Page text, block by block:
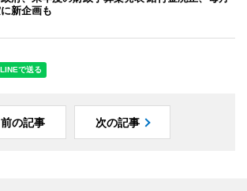
新企画も
前の記事 次の記事